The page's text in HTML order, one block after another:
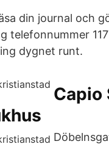
din journal och
telefonnummer
dygnet runt.
Capio